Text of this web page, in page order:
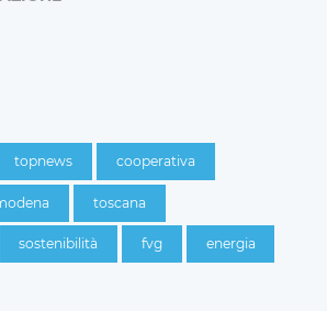
topnews cooperativa
toscana
sostenibilità fvg energia